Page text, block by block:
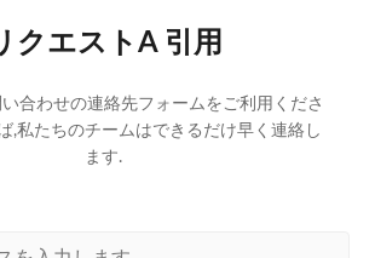
クエストA 引用
合わせの連絡先フォームをご利用くださ
,私たちのチームはできるだけ早く連絡し
ます.